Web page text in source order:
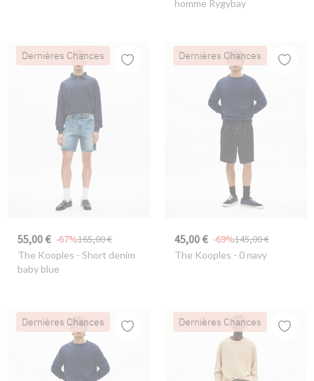
homme Rygybay
Dernières Chances
55,00 € 165,00 €
-67%
The Kooples - Short denim
baby blue
Dernières Chances
45,00 € 145,00 €
-69%
The Kooples - 0 navy
Dernières Chances Dernières Chances